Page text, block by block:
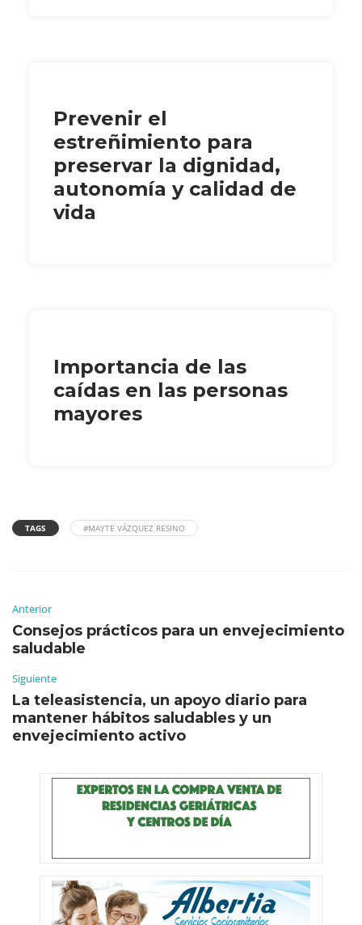
Prevenir el
estreñimiento para
preservar la dignidad,
autonomía y calidad de
vida
Importancia de las
caídas en las personas
mayores
TAGS #MAYTE VÁZQUEZ RESINO
Anterior
Consejos prácticos para un envejecimiento
saludable
Siguiente
La teleasistencia, un apoyo diario para
mantener hábitos saludables y un
envejecimiento activo